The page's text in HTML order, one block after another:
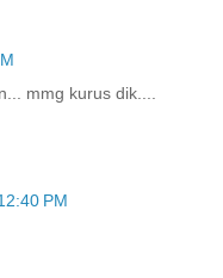
mmg kurus dik....
PM